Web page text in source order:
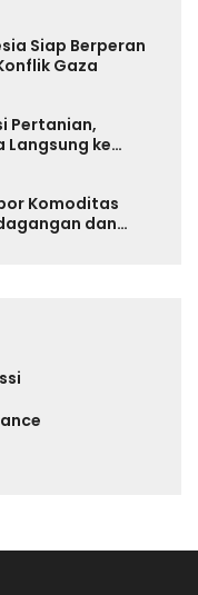
Siap Berperan
Gaza
Pertanian,
Langsung ke
Komoditas
dan